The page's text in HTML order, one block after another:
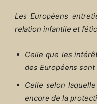
Les Européens
relation infantile et
Celle que les
des Européens
Celle selon
encore de la